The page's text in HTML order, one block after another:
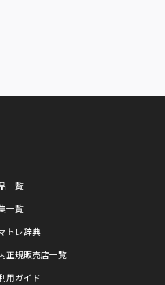
一覧
一覧
トレ辞典
正規販売店一覧
用ガイド